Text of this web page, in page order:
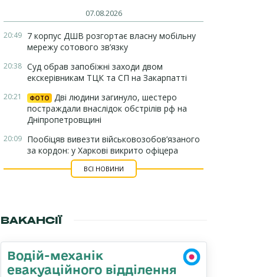
07.08.2026
20:49 7 корпус ДШВ розгортає власну мобільну
мережу сотового зв’язку
20:38 Суд обрав запобіжні заходи двом
екскерівникам ТЦК та СП на Закарпатті
20:21 ФОТО
Дві людини загинуло, шестеро
постраждали внаслідок обстрілів рф на
Дніпропетровщині
20:09 Пообіцяв вивезти військовозобов’язаного
за кордон: у Харкові викрито офіцера
ВСІ НОВИНИ
ВАКАНСІЇ
Водій-механік
евакуаційного відділення